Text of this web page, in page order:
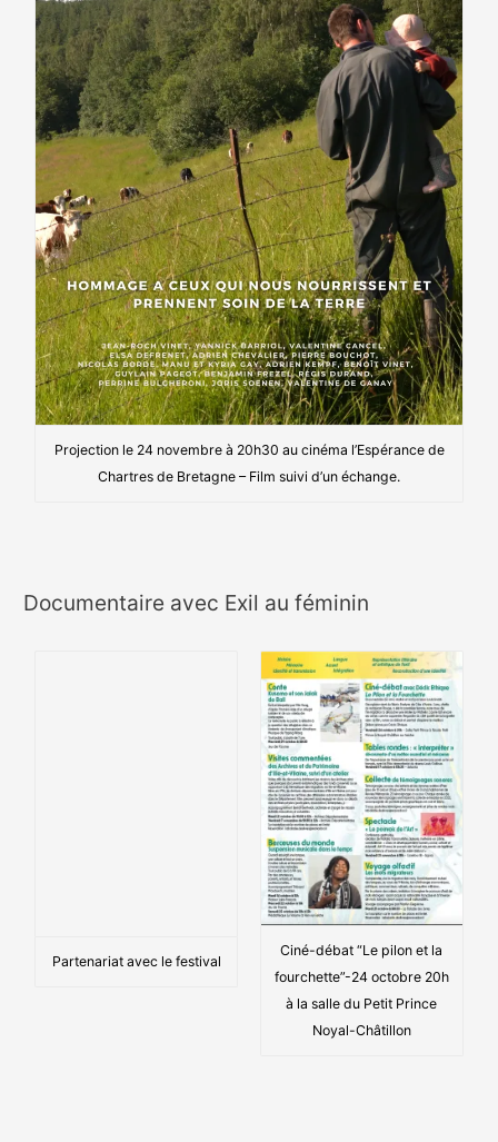
Projection le 24 novembre à 20h30 au cinéma l’Espérance de
Chartres de Bretagne – Film suivi d’un échange.
Documentaire avec Exil au féminin
Partenariat avec le festival
Ciné-débat “Le pilon et la
fourchette”-24 octobre 20h
à la salle du Petit Prince
Noyal-Châtillon